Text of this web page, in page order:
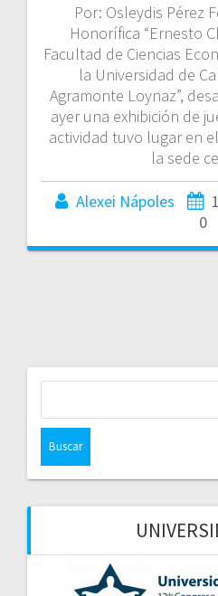
Por: Osleydis Pérez
Honorífica “Ernesto
Facultad de Ciencias
la Universidad de
Agramonte Loynaz”,
ayer una exhibición de
actividad tuvo lugar en
la sede
Alexei Nápoles
0